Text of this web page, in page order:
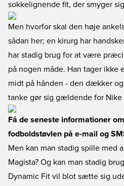
sokkelignende fit, der smyger
Men hvorfor skal den høje
sådan her; en kirurg har
har stadig brug for at være
på nogen måde. Han tager ikke
midt på hånden - den dækker
tanke gør sig gældende for Nike
Få de seneste informationer
fodboldstøvlen på e-mail og
Men kan man stadig spille med
Magista? Og kan man stadig
Dynamic Fit vil blot sætte sig